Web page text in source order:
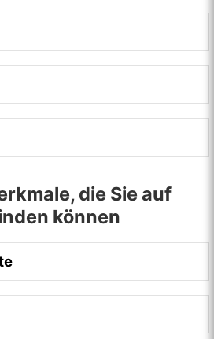
die Sie auf
können